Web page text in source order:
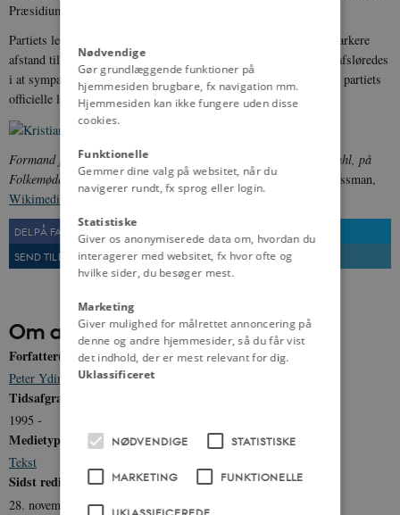
Præsidium og fra juli 2015 formand for Folketinget.
Partiets ledelse har fra begyndelsen gjort en stor indsats for at markere
afstand til mere rabiate højrefløjsgrupperinger. Medlemmer, der afsløredes
i at sympatisere med sådanne grupper, eller som udtalte sig imod partiets
officielle linie, er ofte uden videre blevet ekskluderet.
Formand for Dansk Folkeparti 2012-2022, Kristian Thulesen Dahl, på
Folkemødet på Bornholm 2015.Foto: News Øresund - Johan Wessman,
Wikimedia Commons
DEL PÅ FACEBOOK
SEND TIL EN VEN
UDSKRIV
Om artiklen
Forfatter(e)
Peter Yding Brunbech
Tidsafgrænsning
1995 -
Medietype
Tekst
Sidst redigeret
28. november 2017
Nødvendige
Gør grundlæggende funktioner på
hjemmesiden brugbare, fx navigation mm.
Hjemmesiden kan ikke fungere uden disse
cookies.
Funktionelle
Gemmer dine valg på websitet, når du
navigerer rundt, fx sprog eller login.
Statistiske
Giver os anonymiserede data om, hvordan du
interagerer med websitet, fx hvor ofte og
hvilke sider, du besøger mest.
Marketing
Giver mulighed for målrettet annoncering på
denne og andre hjemmesider, så du får vist
det indhold, der er mest relevant for dig.
Uklassificeret
NØDVENDIGE STATISTISKE
MARKETING FUNKTIONELLE